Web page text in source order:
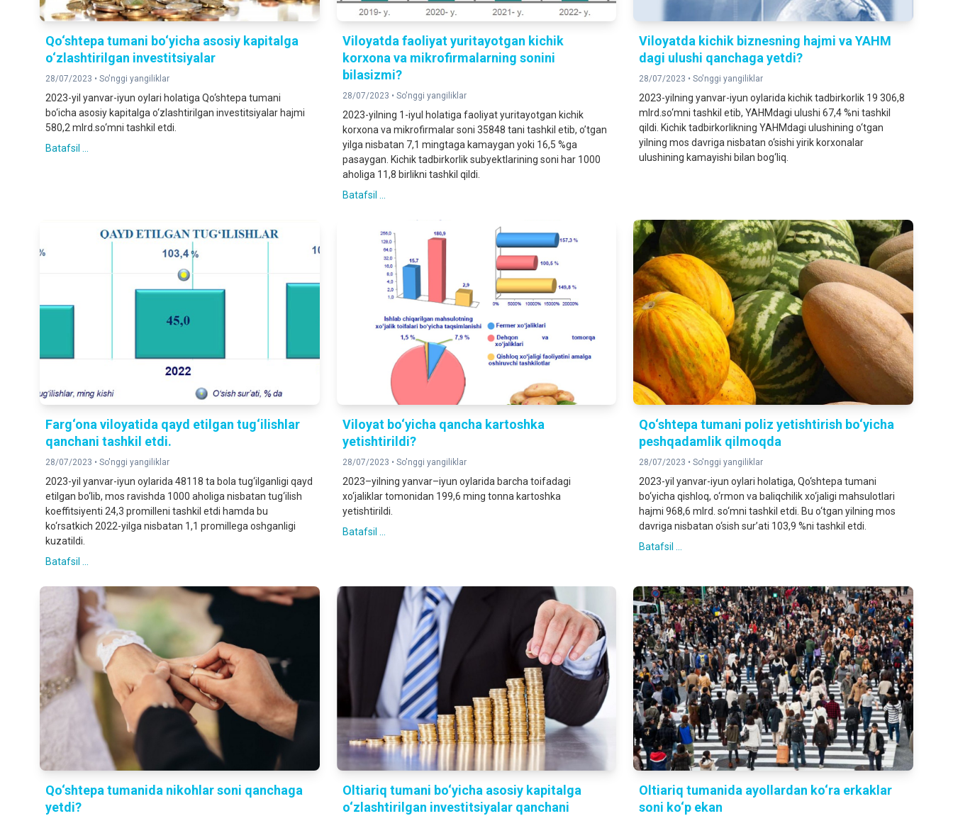
Qo‘shtepa tumani bo‘yicha asosiy kapitalga
o‘zlashtirilgan investitsiyalar
28/07/2023 • So'nggi yangiliklar
2023-yil yanvar-iyun oylari holatiga Qo‘shtepa tumani
bo‘icha asosiy kapitalga o‘zlashtirilgan investitsiyalar hajmi
580,2 mlrd.so‘mni tashkil etdi.
Batafsil ...
Viloyatda faoliyat yuritayotgan kichik
korxona va mikrofirmalarning sonini
bilasizmi?
28/07/2023 • So'nggi yangiliklar
2023-yilning 1-iyul holatiga faoliyat yuritayotgan kichik
korxona va mikrofirmalar soni 35848 tani tashkil etib, o’tgan
yilga nisbatan 7,1 mingtaga kamaygan yoki 16,5 %ga
pasaygan. Kichik tadbirkorlik subyektlarining soni har 1000
aholiga 11,8 birlikni tashkil qildi.
Batafsil ...
Viloyatda kichik biznesning hajmi va YAHM
dagi ulushi qanchaga yetdi?
28/07/2023 •So'nggi yangiliklar
2023-yilning yanvar-iyun oylarida kichik tadbirkorlik 19 306,8
mlrd.so‘mni tashkil etib, YAHMdagi ulushi 67,4 %ni tashkil
qildi. Kichik tadbirkorlikning YAHMdagi ulushining o‘tgan
yilning mos davriga nisbatan o‘sishi yirik korxonalar
ulushining kamayishi bilan bog‘liq.
Farg‘ona viloyatida qayd etilgan tug‘ilishlar
qanchani tashkil etdi.
28/07/2023 • So'nggi yangiliklar
2023-yil yanvar-iyun oylarida 48118 ta bola tug‘ilganligi qayd
etilgan bo‘lib, mos ravishda 1000 aholiga nisbatan tug‘ilish
koeffitsiyenti 24,3 promilleni tashkil etdi hamda bu
ko‘rsatkich 2022-yilga nisbatan 1,1 promillega oshganligi
kuzatildi.
Batafsil ...
Viloyat bo‘yicha qancha kartoshka
yetishtirildi?
28/07/2023 • So'nggi yangiliklar
2023–yilning yanvar–iyun oylarida barcha toifadagi
xo‘jaliklar tomonidan 199,6 ming tonna kartoshka
yetishtirildi.
Batafsil ...
Qo‘shtepa tumani poliz yetishtirish bo‘yicha
peshqadamlik qilmoqda
28/07/2023 •So'nggi yangiliklar
2023-yil yanvar-iyun oylari holatiga, Qo‘shtepa tumani
bo‘yicha qishloq, o‘rmon va baliqchilik xo‘jaligi mahsulotlari
hajmi 968,6 mlrd. so‘mni tashkil etdi. Bu o‘tgan yilning mos
davriga nisbatan o‘sish sur’ati 103,9 %ni tashkil etdi.
Batafsil ...
Qo‘shtepa tumanida nikohlar soni qanchaga
yetdi?
Oltiariq tumani bo‘yicha asosiy kapitalga
o‘zlashtirilgan investitsiyalar qanchani
Oltiariq tumanida ayollardan ko‘ra erkaklar
soni ko‘p ekan